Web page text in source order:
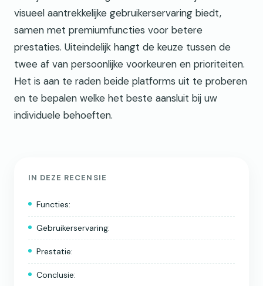
visueel aantrekkelijke gebruikerservaring biedt,
samen met premiumfuncties voor betere
prestaties. Uiteindelijk hangt de keuze tussen de
twee af van persoonlijke voorkeuren en prioriteiten.
Het is aan te raden beide platforms uit te proberen
en te bepalen welke het beste aansluit bij uw
individuele behoeften.
IN DEZE RECENSIE
Functies:
Gebruikerservaring:
Prestatie:
Conclusie: